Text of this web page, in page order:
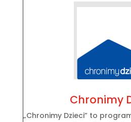
Chronimy
„Chronimy Dzieci” to